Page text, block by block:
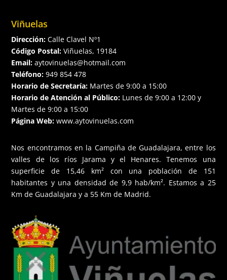
Viñuelas
Dirección: Calle Clavel Nº1
Código Postal: Viñuelas, 19184
Email: aytovinuelas@hotmail.com
Teléfono: 949 854 478
Horario de Secretaría: Martes de 9:00 a 15:00
Horario de Atención al Público: Lunes de 9:00 a 12:00 y
Martes de 9:00 a 15:00
Página Web: www.aytovinuelas.com
Nos encontramos en la Campiña de Guadalajara, entre los
valles de los ríos Jarama y el Henares. Tenemos una
superficie de 15,46 km² con una población de 151
habitantes y una densidad de 9,9 hab/km². Estamos a 25
Km de Guadalajara y a 55 Km de Madrid.